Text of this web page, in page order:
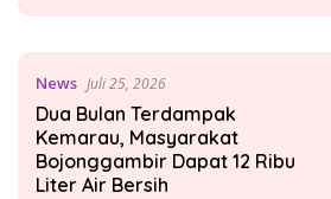
News Juli 25, 2026
Dua Bulan Terdampak
Kemarau, Masyarakat
Bojonggambir Dapat 12 Ribu
Liter Air Bersih